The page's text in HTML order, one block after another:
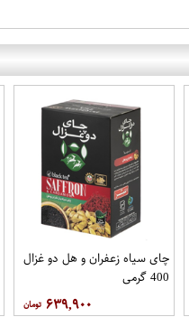
چای سیاه زعفران و هل دو غزال
400 گرمی
۶۳۹,۹۰۰